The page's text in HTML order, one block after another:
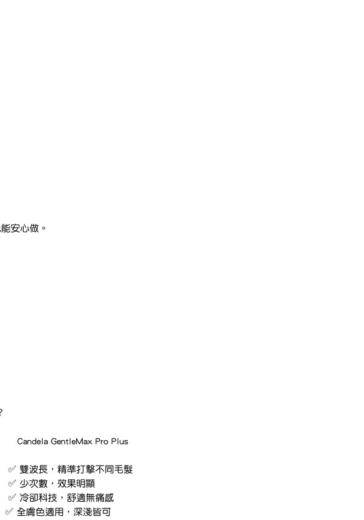
安心做。
統激光脫毛	         家用IPL脫毛機	               Candela GentleMax Pro Plus
波長	                 雜散光源，能量弱	            ✅ 雙波長，精準打擊不同毛髮
效果速度	多次才見效                 效果有限，需頻繁使用	    ✅ 少次數，效果明顯
痛	                 視個人膚質而異    	            ✅ 冷卻科技，舒適無痛感
僅適合淺膚色	                   ✅ 全膚色適用，深淺皆可